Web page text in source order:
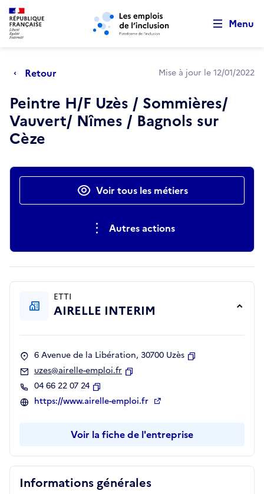
Aller au menu principal Aller au contenu principal
Menu
Retour Mise à jour le 12/01/2022
Peintre H/F Uzès / Sommières/
Vauvert/ Nîmes / Bagnols sur
Cèze
Actions rapidesVoir tous les métiers
Autres actions
Informations générales
ETTI
AIRELLE INTERIM
6 Avenue de la Libération, 30700 Uzès
uzes@airelle-emploi.fr
04 66 22 07 24
Copier
https://www.airelle-emploi.fr
Voir la fiche de l'entreprise
Retour au début de la page
Panneau de gestion des cookies